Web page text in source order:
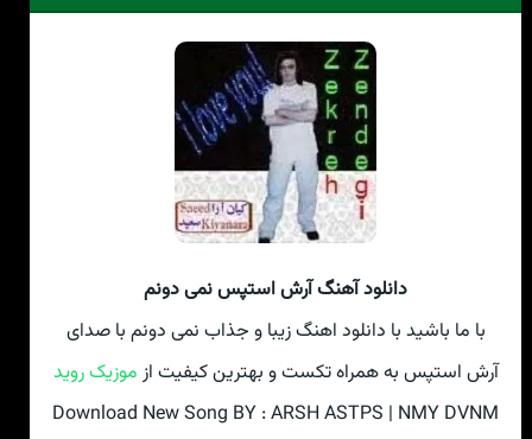
دانلود آهنگ آرش استپس نمی دونم
با ما باشید با دانلود اهنگ زیبا و جذاب نمی دونم با صدای
آرش استپس به همراه تکست و بهترین کیفیت از موزیک روید
Download New Song BY : ARSH ASTPS | NMY DVNM